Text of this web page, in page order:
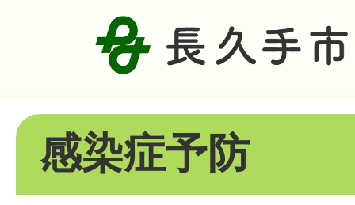
感染症予防